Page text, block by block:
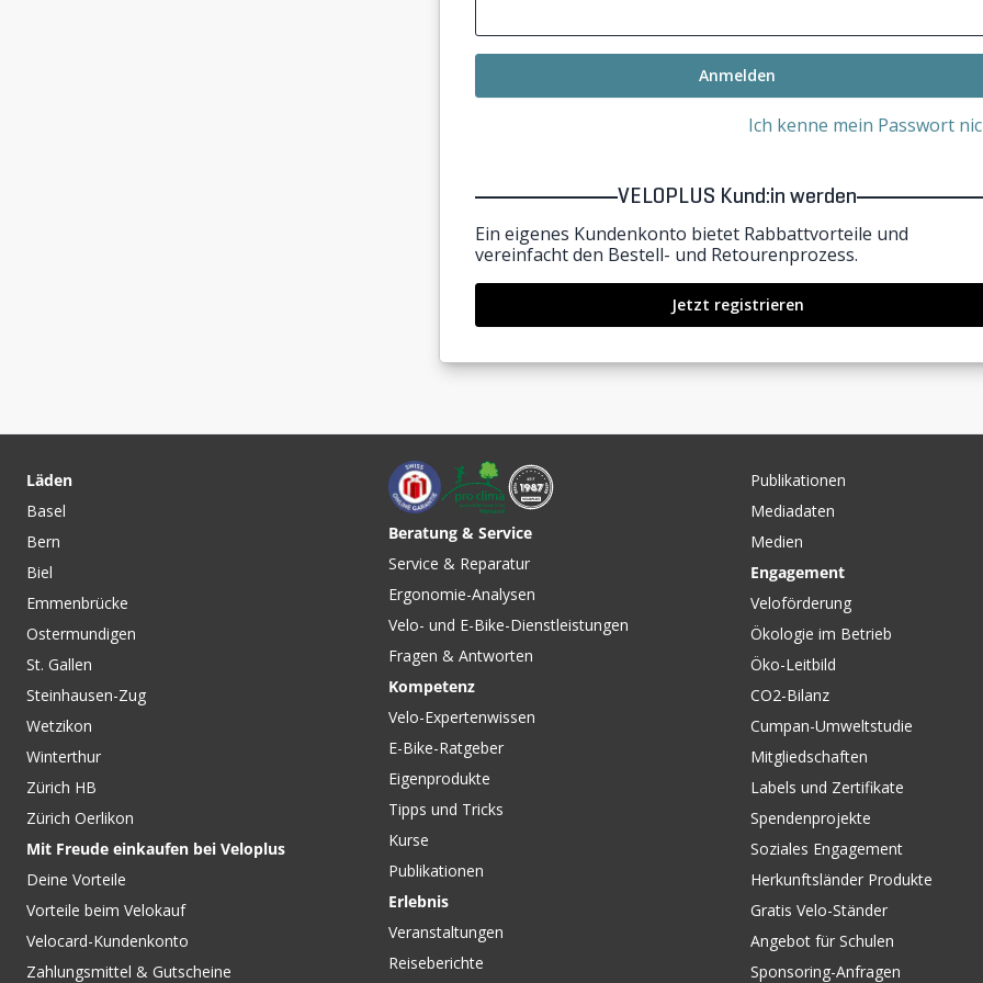
Anmelden
Ich kenne mein Passwort
VELOPLUS Kund:in werden
Ein eigenes Kundenkonto bietet Rabbattvorteile und
vereinfacht den Bestell- und Retourenprozess.
Jetzt registrieren
Läden
Basel
Bern
Biel
Emmenbrücke
Ostermundigen
St. Gallen
Steinhausen-Zug
Wetzikon
Winterthur
Zürich HB
Zürich Oerlikon
Mit Freude einkaufen bei Veloplus
Deine Vorteile
Vorteile beim Velokauf
Velocard-Kundenkonto
Zahlungsmittel & Gutscheine
Beratung & Service
Service & Reparatur
Ergonomie-Analysen
Velo- und E-Bike-Dienstleistungen
Fragen & Antworten
Kompetenz
Velo-Expertenwissen
E-Bike-Ratgeber
Eigenprodukte
Tipps und Tricks
Kurse
Publikationen
Erlebnis
Veranstaltungen
Reiseberichte
Publikationen
Mediadaten
Medien
Engagement
Veloförderung
Ökologie im Betrieb
Öko-Leitbild
CO2-Bilanz
Cumpan-Umweltstudie
Mitgliedschaften
Labels und Zertifikate
Spendenprojekte
Soziales Engagement
Herkunftsländer Produkte
Gratis Velo-Ständer
Angebot für Schulen
Sponsoring-Anfragen